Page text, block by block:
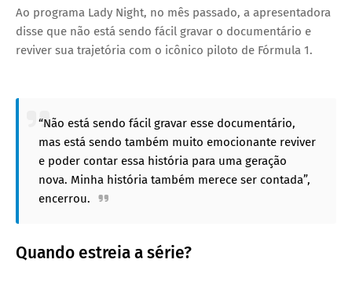
Ao programa Lady Night, no mês passado, a apresentadora
disse que não está sendo fácil gravar o documentário e
reviver sua trajetória com o icônico piloto de Fórmula 1.
“Não está sendo fácil gravar esse documentário,
mas está sendo também muito emocionante reviver
e poder contar essa história para uma geração
nova. Minha história também merece ser contada”,
encerrou.
Quando estreia a série?